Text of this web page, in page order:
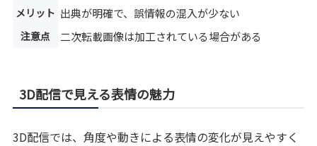
メリット 出典が明確で、誤情報の混入が少ない
注意点 二次転載画像は加工されている場合がある
3D配信で見える表情の魅力
3D配信では、角度や動きによる表情の変化が見えやすく